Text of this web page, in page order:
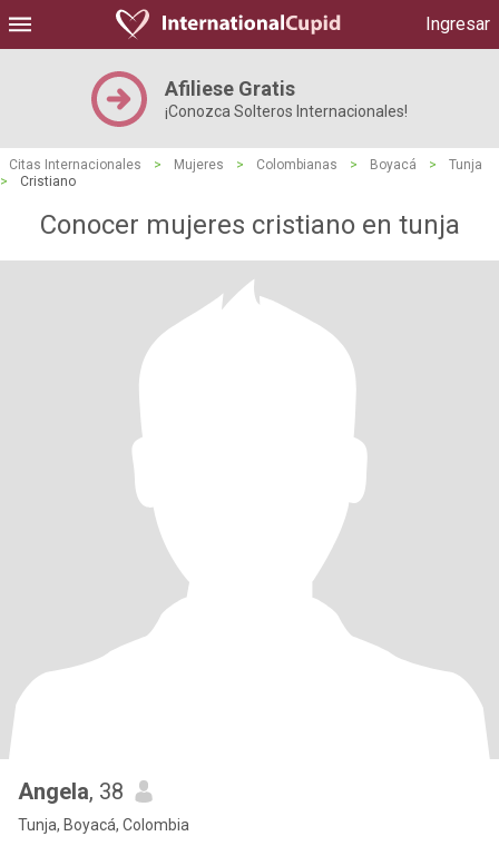
Ingresar
Afiliese Gratis
¡Conozca Solteros Internacionales!
Citas Internacionales > Mujeres > Colombianas > Boyacá >
Tunja
>
Cristiano
Conocer mujeres cristiano en tunja
Angela, 38
Tunja, Boyacá, Colombia